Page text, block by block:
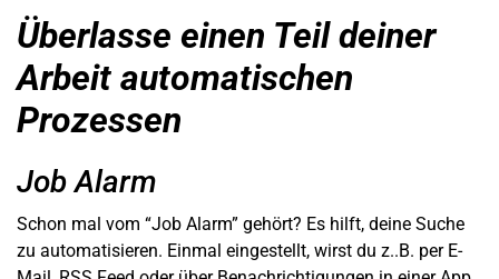
Überlasse einen Teil deiner
Arbeit automatischen
Prozessen
Job Alarm
Schon mal vom “Job Alarm” gehört? Es hilft, deine Suche
zu automatisieren. Einmal eingestellt, wirst du z..B. per E-